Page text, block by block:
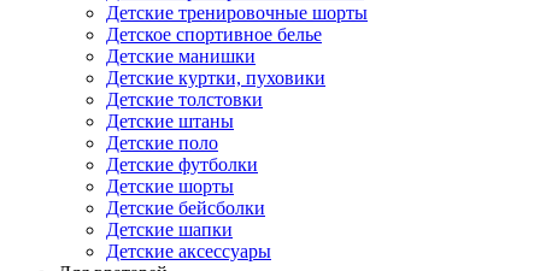
Детские тренировочные шорты
Детское спортивное белье
Детские манишки
Детские куртки, пуховики
Детские толстовки
Детские штаны
Детские поло
Детские футболки
Детские шорты
Детские бейсболки
Детские шапки
Детские аксессуары